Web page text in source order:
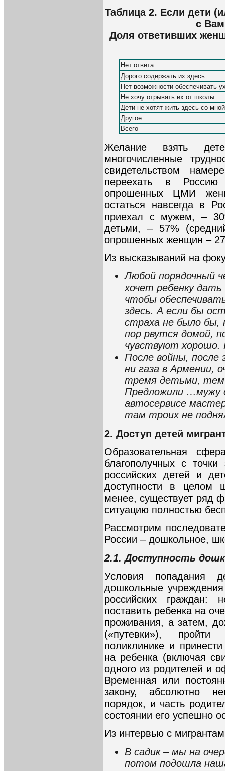
Таблица 2. Если дети
с
Доля ответивших
Нет ответа
Дорого содержать их здесь
Нет возможности обеспечивать
Не хочу отрывать их от школы
Дети не хотят жить здесь со мной
Другое
Всего
Желание взять
многочисленные
свидетельством
переехать в
опрошенных ЦМИ
остаться навсегда в
приехал с мужем, –
детьми, – 57%
опрошенных женщин –
Из высказываний на
Любой порядочный
хочет ребенку
чтобы
здесь. А если бы
страха не было бы,
пор рвутся домой,
чувствуют
После войны,
ни газа в Армении,
тремя детьми, тем
Предложили …мужу
автосервисе
там троих не
2. Доступ детей
Образовательная
благополучных с точки
российских детей и
доступности в целом
менее, существует ряд
ситуацию полностью
Рассмотрим
России – дошкольное,
2.1. Доступность
Условия попадания
дошкольные
российских граждан:
поставить ребенка на
проживания, а затем,
(«путевки»),
поликлинике и
на ребенка (включая
одного из родителей и
Временная или
закону, абсолютно
порядок, и часть
состоянии его успешно
Из интервью с
В садик – мы на
потом подошла